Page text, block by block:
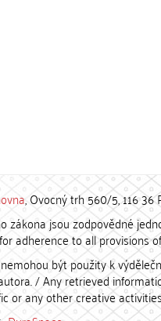
, Ovocný trh 560/5, 116 36
zákona jsou zodpovědné
adherence to all provisions
být použity k
/ Any retrieved
or any other creative